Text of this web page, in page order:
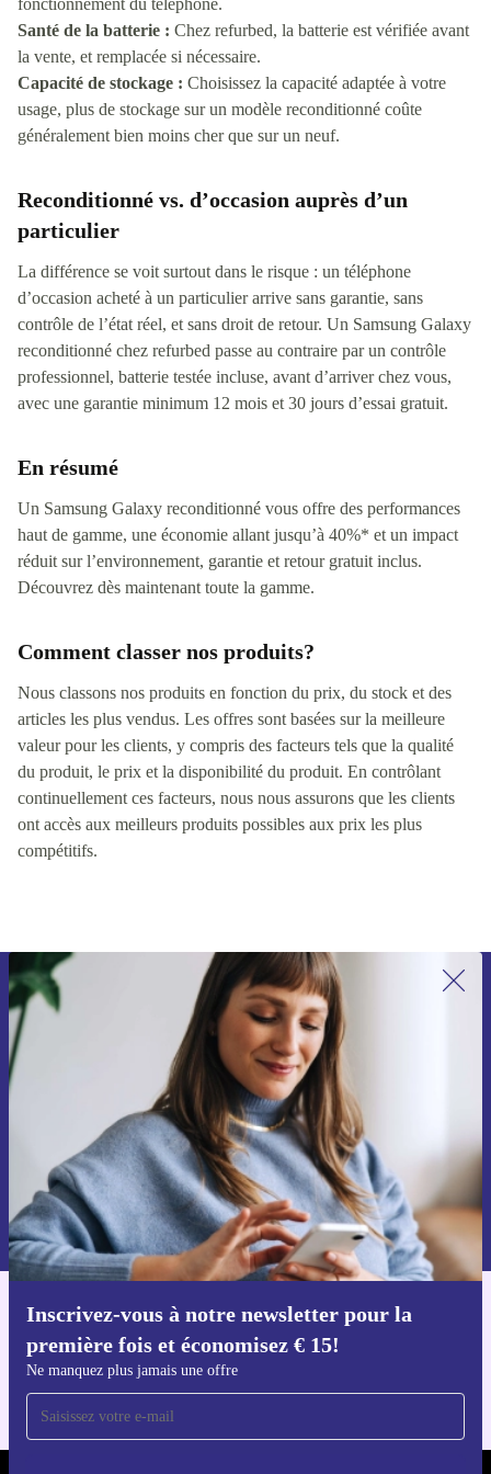
fonctionnement du téléphone.
Santé de la batterie : Chez refurbed, la batterie est vérifiée avant
la vente, et remplacée si nécessaire.
Capacité de stockage : Choisissez la capacité adaptée à votre
usage, plus de stockage sur un modèle reconditionné coûte
généralement bien moins cher que sur un neuf.
Reconditionné vs. d’occasion auprès d’un
particulier
La différence se voit surtout dans le risque : un téléphone
d’occasion acheté à un particulier arrive sans garantie, sans
contrôle de l’état réel, et sans droit de retour. Un Samsung Galaxy
reconditionné chez refurbed passe au contraire par un contrôle
professionnel, batterie testée incluse, avant d’arriver chez vous,
avec une garantie minimum 12 mois et 30 jours d’essai gratuit.
En résumé
Un Samsung Galaxy reconditionné vous offre des performances
haut de gamme, une économie allant jusqu’à 40%* et un impact
réduit sur l’environnement, garantie et retour gratuit inclus.
Découvrez dès maintenant toute la gamme.
Comment classer nos produits?
Nous classons nos produits en fonction du prix, du stock et des
articles les plus vendus. Les offres sont basées sur la meilleure
valeur pour les clients, y compris des facteurs tels que la qualité
du produit, le prix et la disponibilité du produit. En contrôlant
continuellement ces facteurs, nous nous assurons que les clients
ont accès aux meilleurs produits possibles aux prix les plus
compétitifs.
Inscrivez-vous à notre newsletter pour la
première fois et économisez € 15!
Ne manquez plus jamais une offre
Inscrivez-vous à notre newsletter pour
la première fois et économisez 15 € !
Ne manquez plus aucune offre.
Voucher aanvragen
Retrouvez les informations sur l'utilisation des données personnelles
dans notre
politique de confidentialité.
Téléchargez l'application refurbed
Pour iOS et Android